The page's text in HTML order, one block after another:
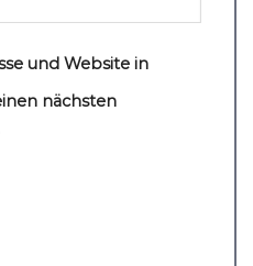
und Website in
nächsten